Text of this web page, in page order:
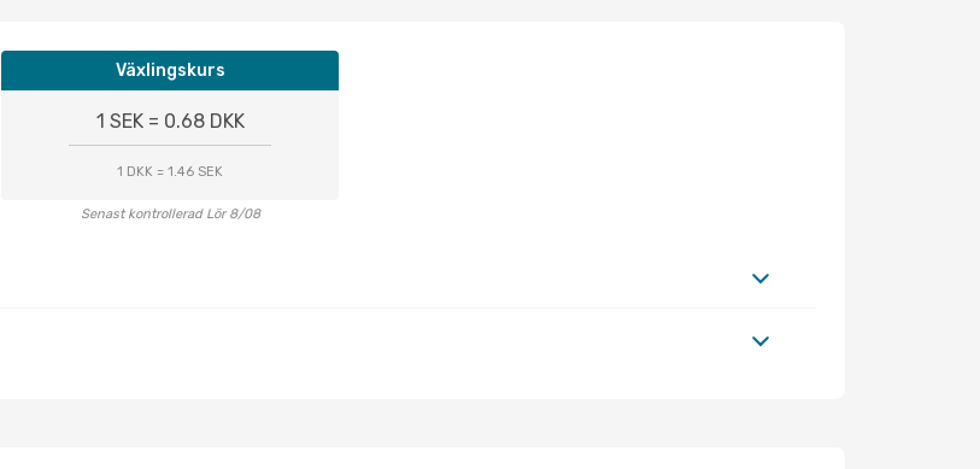
Växlingskurs
1 SEK = 0.68 DKK
1 DKK = 1.46 SEK
Senast kontrollerad Lör 8/08